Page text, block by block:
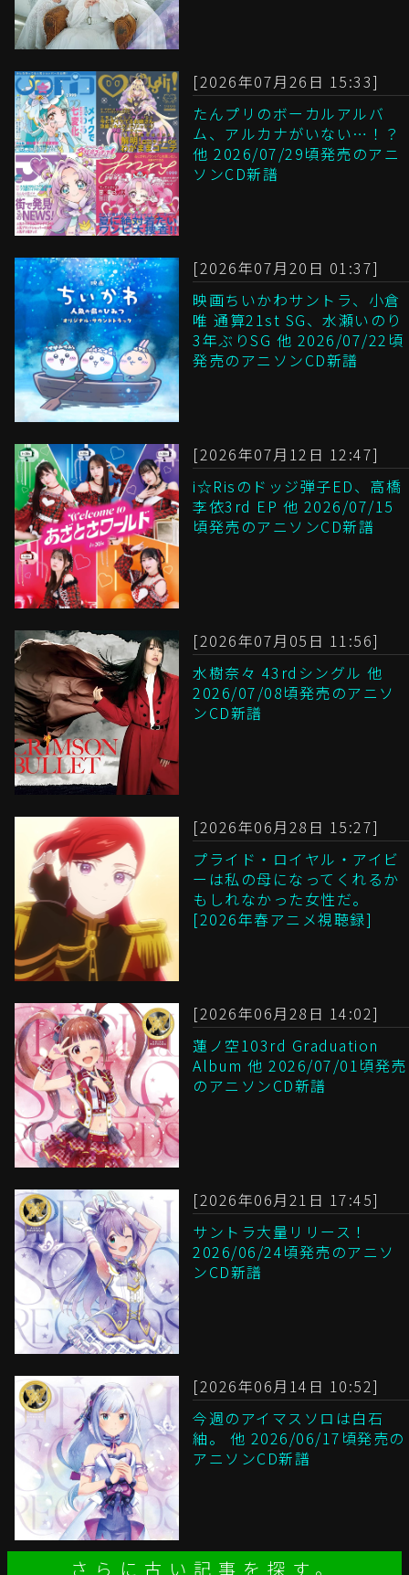
[2026年07月26日 15:33]
たんプリのボーカルアルバ
ム、アルカナがいない…！？
他 2026/07/29頃発売のアニ
ソンCD新譜
[2026年07月20日 01:37]
映画ちいかわサントラ、小倉
唯 通算21st SG、水瀬いのり
3年ぶりSG 他 2026/07/22頃
発売のアニソンCD新譜
[2026年07月12日 12:47]
i☆Risのドッジ弾子ED、高橋
李依3rd EP 他 2026/07/15
頃発売のアニソンCD新譜
[2026年07月05日 11:56]
水樹奈々 43rdシングル 他
2026/07/08頃発売のアニソ
ンCD新譜
[2026年06月28日 15:27]
プライド・ロイヤル・アイビ
ーは私の母になってくれるか
もしれなかった女性だ。
[2026年春アニメ視聴録]
[2026年06月28日 14:02]
蓮ノ空103rd Graduation
Album 他 2026/07/01頃発売
のアニソンCD新譜
[2026年06月21日 17:45]
サントラ大量リリース！
2026/06/24頃発売のアニソ
ンCD新譜
[2026年06月14日 10:52]
今週のアイマスソロは白石
紬。 他 2026/06/17頃発売の
アニソンCD新譜
さらに古い記事を探す。